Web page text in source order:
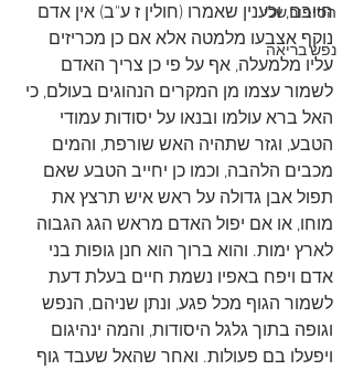
הסיפור שלי
נפש בריאה
חיובם, וכענין שאמרו (חולין ז ע"ב) אין אדם
נוקף אצבעו מלמטה אלא אם כן מכריזים
עליו מלמעלה, אף על פי כן צריך האדם
לשמור עצמו מן המקרים הנהוגים בעולם, כי
האל ברא עולמו ובנאו על יסודות עמודי
הטבע, וגזר שתהיה האש שורפת, והמים
מכבים הלהבה, וכמו כן יחייב הטבע שאם
תפול אבן גדולה על ראש איש תרצץ את
מוחו, או אם יפול האדם מראש הגג הגבוה
לארץ ימות. והוא ברוך הוא חנן גופות בני
אדם ויפח באפיו נשמת חיים בעלת דעת
לשמור הגוף מכל פגע, ונתן שניהם, הנפש
וגופה בתוך גלגל היסודות, והמה ינהיגום
ויפעלו בם פעולות. ואחר שהאל שעבד גוף